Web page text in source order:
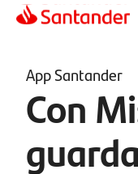
App Santander
Con